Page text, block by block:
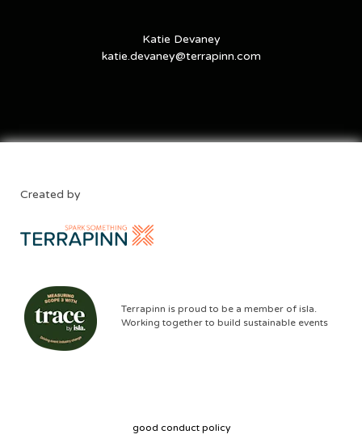
Katie Devaney
katie.devaney@terrapinn.com
Created by
Terrapinn is proud to be a member of isla.
Working together to build sustainable events
good conduct policy